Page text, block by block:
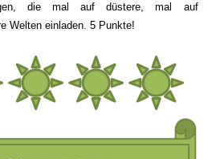
die mal auf düstere, mal auf
Welten einladen. 5 Punkte!